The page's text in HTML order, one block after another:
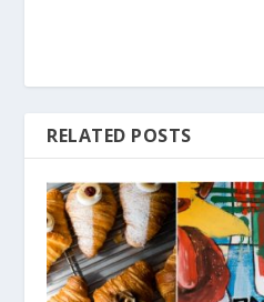
RELATED POSTS